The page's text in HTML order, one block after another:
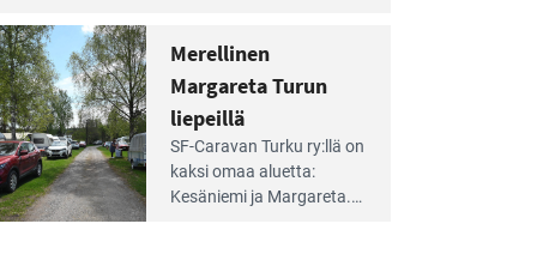
on 130 sähköllä
varustettua caravan-paik­
kaa sekä kymmenen
paikkaa ilman sähköä.
Merellinen
Margareta Turun
liepeillä
SF-Caravan Turku ry:llä on
kaksi omaa aluet­ta:
Kesäniemi ja Margareta.